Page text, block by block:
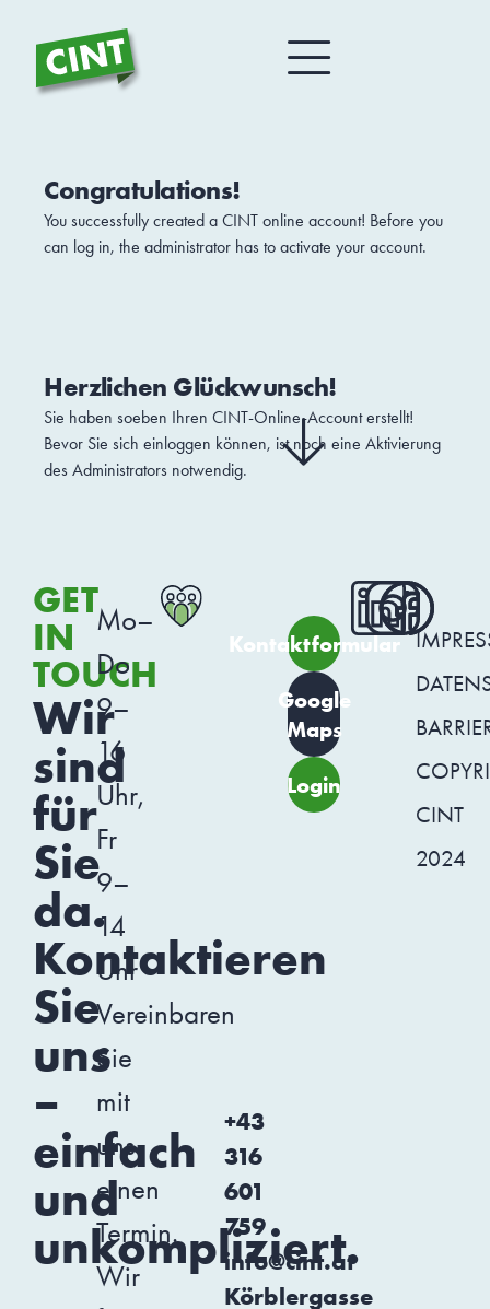
Congratulations!
You successfully created a CINT online account! Before you
can log in, the administrator has to activate your account.
Herzlichen Glückwunsch!
Sie haben soeben Ihren CINT-Online-Account erstellt!
Bevor Sie sich einloggen können, ist noch eine Aktivierung
des Administrators notwendig.
GET
IN
TOUCH
Wir
sind
für
Sie
da.
Kontaktieren
Sie
uns
–
einfach
und
unkompliziert.
Mo–
Do
9–
16
Uhr,
Fr
9–
14
Uhr
Vereinbaren
Sie
mit
uns
einen
Termin.
Wir
Körblergasse
+43
316
601
759
info@cint.at
Kontaktformular
Google
Maps
Login
CINT
2024